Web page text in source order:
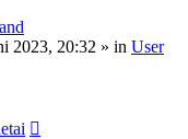
2023, 20:32 » in User